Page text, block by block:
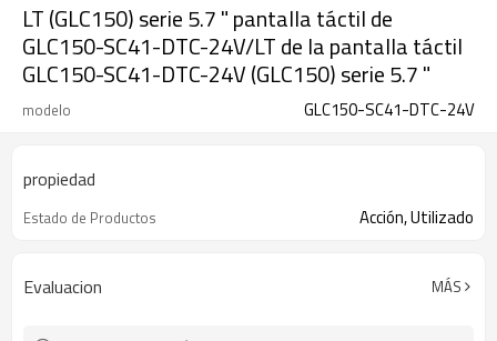
LT (GLC150) serie 5.7 " pantalla táctil de
GLC150-SC41-DTC-24V/LT de la pantalla táctil
GLC150-SC41-DTC-24V (GLC150) serie 5.7 "
modelo GLC150-SC41-DTC-24V
propiedad
Estado de Productos Acción, Utilizado
Evaluacion MÁS